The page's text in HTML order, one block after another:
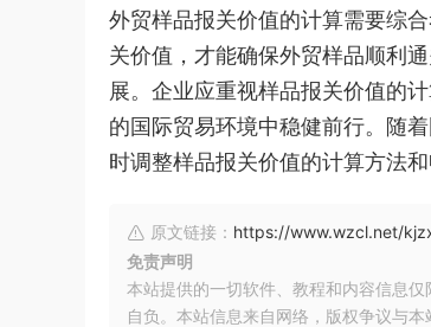
外贸样品报关价值的计算需要综
关价值，才能确保外贸样品顺利
展。企业应重视样品报关价值的
的国际贸易环境中稳健前行。随
时调整样品报关价值的计算方法
原文链接： https://www.wzcl.net/
免责声明
本站提供的一切软件、教程和内容信息
自负。本站信息来自网络，版权争议与